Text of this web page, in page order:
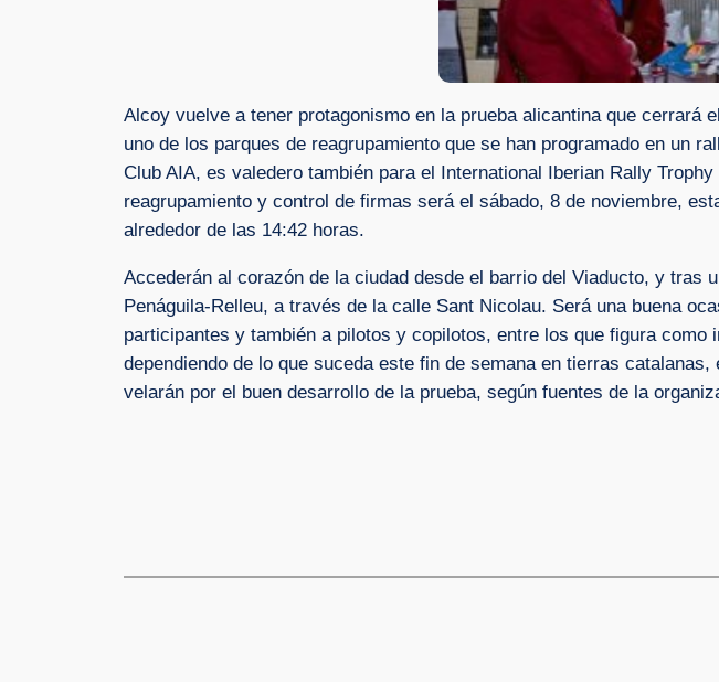
Alcoy vuelve a tener protagonismo en la prueba alicantina que cerrará
uno de los parques de reagrupamiento que se han programado en un
Club AIA, es valedero también para el International Iberian Rally
reagrupamiento y control de firmas será el sábado, 8 de noviembre,
alrededor de las 14:42 horas.
Accederán al corazón de la ciudad desde el barrio del Viaducto, y tras
Penáguila-Relleu, a través de la calle Sant Nicolau. Será una buena
participantes y también a pilotos y copilotos, entre los que figura
dependiendo de lo que suceda este fin de semana en tierras
velarán por el buen desarrollo de la prueba, según fuentes de la